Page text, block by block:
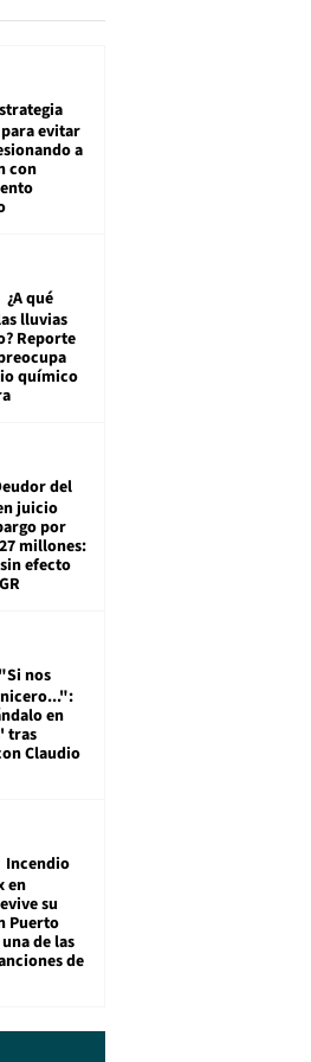
evitar
a
con
¿A qué
lluvias
Reporte
químico
del
juicio
por
millones:
efecto
"Si nos
en
tras
Claudio
Incendio
en
su
Puerto
de las
de